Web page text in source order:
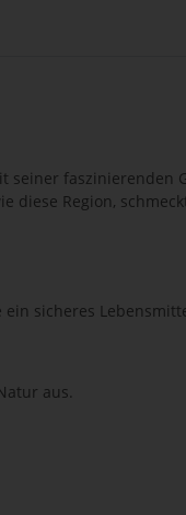
seiner
Region,
sicheres
aus.